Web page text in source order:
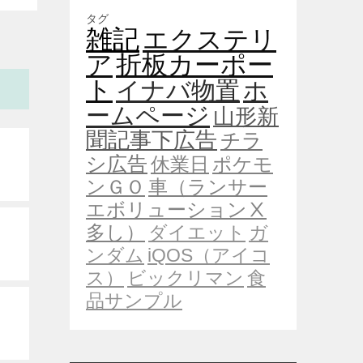
タグ
雑記エクステリ
ア折板カーポー
ト イナバ物置ホ
ームページ 山形新
聞記事下広告 チラ
シ広告休業日 ポケモ
ンＧＯ 車（ランサー
エボリューションⅩ
多し）
ダイエット ガ
ンダム iQOS（アイコ
ス）
ビックリマン 食
品サンプル